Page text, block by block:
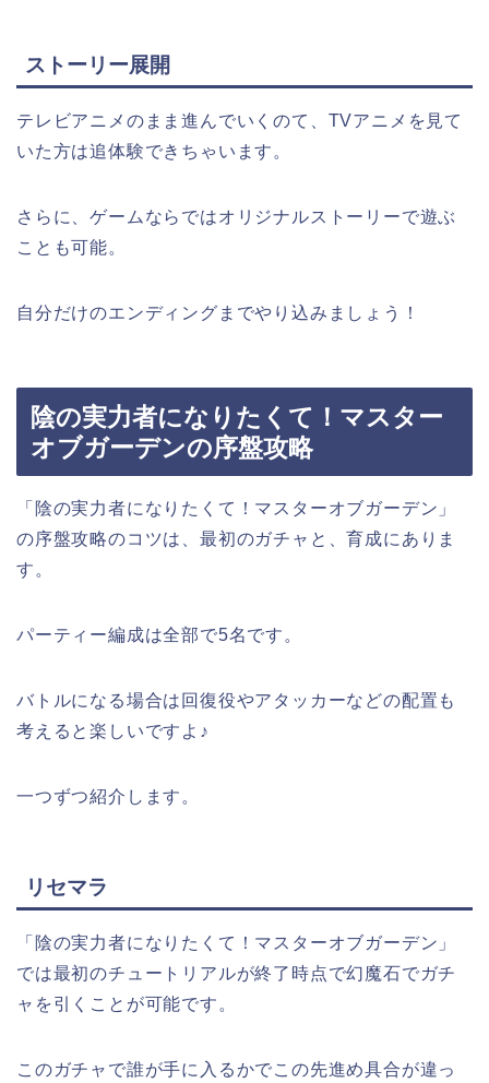
ストーリー展開
テレビアニメのまま進んでいくのて、TVアニメを見て
いた方は追体験できちゃいます。
さらに、ゲームならではオリジナルストーリーで遊ぶ
ことも可能。
自分だけのエンディングまでやり込みましょう！
陰の実力者になりたくて！マスター
オブガーデンの序盤攻略
「陰の実力者になりたくて！マスターオブガーデン」
の序盤攻略のコツは、最初のガチャと、育成にありま
す。
パーティー編成は全部で5名です。
バトルになる場合は回復役やアタッカーなどの配置も
考えると楽しいですよ♪
一つずつ紹介します。
リセマラ
「陰の実力者になりたくて！マスターオブガーデン」
では最初のチュートリアルが終了時点で幻魔石でガチ
ャを引くことが可能です。
このガチャで誰が手に入るかでこの先進め具合が違っ